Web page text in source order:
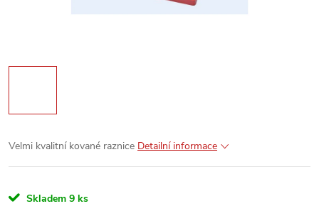
Velmi kvalitní kované raznice Detailní informace
Skladem 9 ks